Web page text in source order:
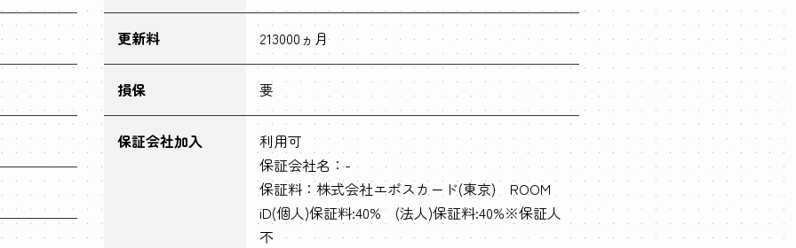
更新料 213000ヵ月
損保 要
保証会社加入
利用可
保証会社名：-
保証料：株式会社エポスカード(東京) ROOM
iD(個人)保証料:40% (法人)保証料:40%※保証人
不